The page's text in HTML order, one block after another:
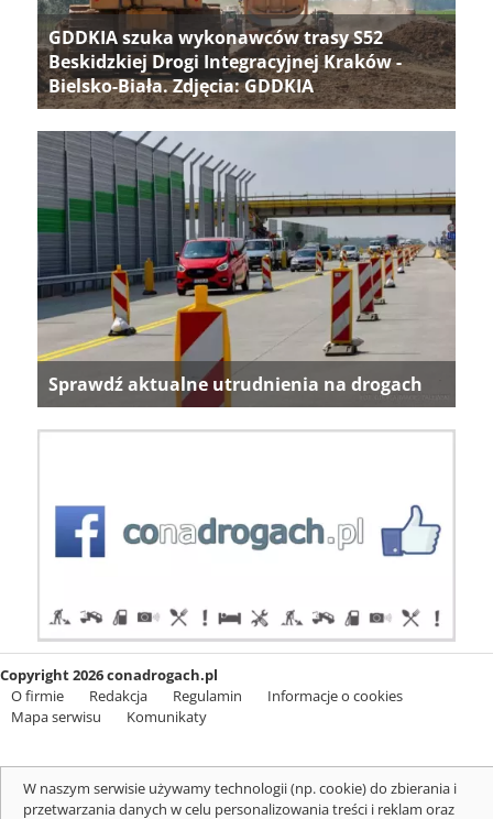
GDDKIA szuka wykonawców trasy S52
Beskidzkiej Drogi Integracyjnej Kraków -
Bielsko-Biała. Zdjęcia: GDDKIA
Sprawdź aktualne utrudnienia na drogach
Copyright 2026 conadrogach.pl
O firmie
Redakcja Regulamin
Informacje o cookies
Mapa serwisu
Komunikaty
W naszym serwisie używamy technologii (np. cookie) do zbierania i
przetwarzania danych w celu personalizowania treści i reklam oraz